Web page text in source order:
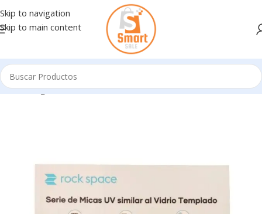
Skip to navigation
Skip to main content
Inicio/Ingresando